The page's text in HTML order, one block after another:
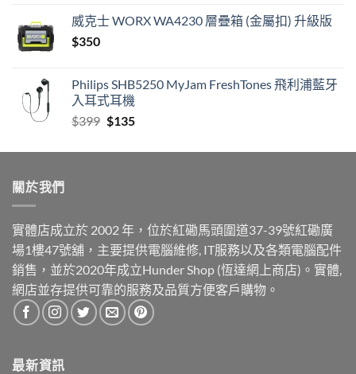
威克士 WORX WA4230 層疊箱 (金屬扣) 升級版
$350
Philips SHB5250 MyJam FreshTones 飛利浦藍牙
入耳式耳機
$399 Original
was:
$135Current
is:
關於我們
實體店成立於 2002 年，位於紅磡馬頭圍道37-39號紅磡廣
場1樓47號舖，主要提供電腦維修, IT服務以及各類電腦配件
銷售，並於2020年成立Hunder Shop (恆達網上商店)。實體,
網店並存提供可靠的服務及品質方便客戶購物。
最新資訊